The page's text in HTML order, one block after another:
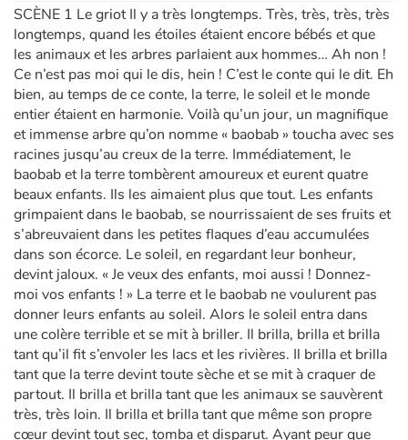
SCÈNE 1 Le griot Il y a très longtemps. Très, très, très, très
longtemps, quand les étoiles étaient encore bébés et que
les animaux et les arbres parlaient aux hommes… Ah non !
Ce n’est pas moi qui le dis, hein ! C’est le conte qui le dit. Eh
bien, au temps de ce conte, la terre, le soleil et le monde
entier étaient en harmonie. Voilà qu’un jour, un magnifique
et immense arbre qu’on nomme « baobab » toucha avec ses
racines jusqu’au creux de la terre. Immédiatement, le
baobab et la terre tombèrent amoureux et eurent quatre
beaux enfants. Ils les aimaient plus que tout. Les enfants
grimpaient dans le baobab, se nourrissaient de ses fruits et
s’abreuvaient dans les petites flaques d’eau accumulées
dans son écorce. Le soleil, en regardant leur bonheur,
devint jaloux. « Je veux des enfants, moi aussi ! Donnez-
moi vos enfants ! » La terre et le baobab ne voulurent pas
donner leurs enfants au soleil. Alors le soleil entra dans
une colère terrible et se mit à briller. Il brilla, brilla et brilla
tant qu’il fit s’envoler les lacs et les rivières. Il brilla et brilla
tant que la terre devint toute sèche et se mit à craquer de
partout. Il brilla et brilla tant que les animaux se sauvèrent
très, très loin. Il brilla et brilla tant que même son propre
cœur devint tout sec, tomba et disparut. Ayant peur que